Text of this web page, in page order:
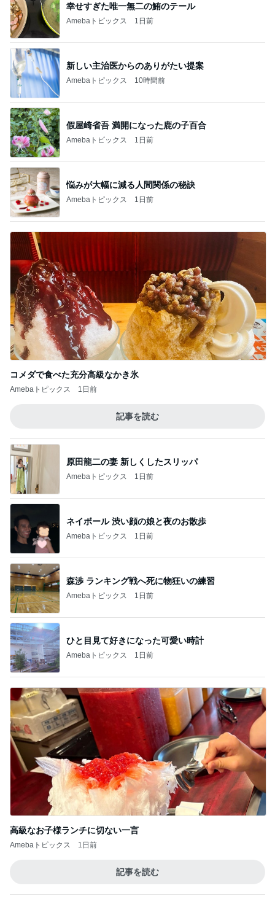
幸せすぎた唯一無二の鮪のテール
Amebaトピックス 1日前
新しい主治医からのありがたい提案
Amebaトピックス 10時間前
假屋崎省吾 満開になった鹿の子百合
Amebaトピックス 1日前
悩みが大幅に減る人間関係の秘訣
Amebaトピックス 1日前
コメダで食べた充分高級なかき氷
Amebaトピックス 1日前
記事を読む
原田龍二の妻 新しくしたスリッパ
Amebaトピックス 1日前
ネイボール 渋い顔の娘と夜のお散歩
Amebaトピックス 1日前
森渉 ランキング戦へ死に物狂いの練習
Amebaトピックス 1日前
ひと目見て好きになった可愛い時計
Amebaトピックス 1日前
高級なお子様ランチに切ない一言
Amebaトピックス 1日前
記事を読む